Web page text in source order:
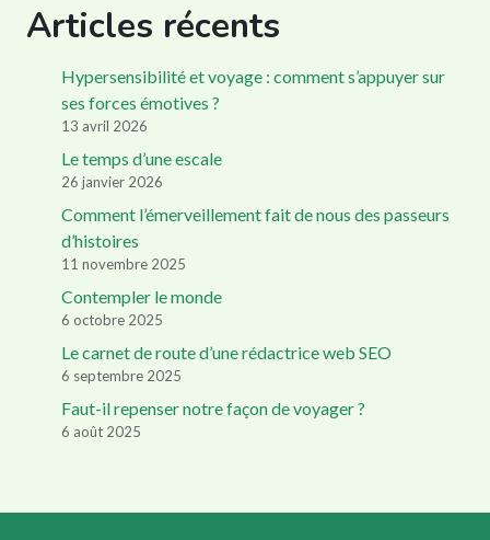
Articles récents
Hypersensibilité et voyage : comment s’appuyer sur
ses forces émotives ?
13 avril 2026
Le temps d’une escale
26 janvier 2026
Comment l’émerveillement fait de nous des passeurs
d’histoires
11 novembre 2025
Contempler le monde
6 octobre 2025
Le carnet de route d’une rédactrice web SEO
6 septembre 2025
Faut-il repenser notre façon de voyager ?
6 août 2025